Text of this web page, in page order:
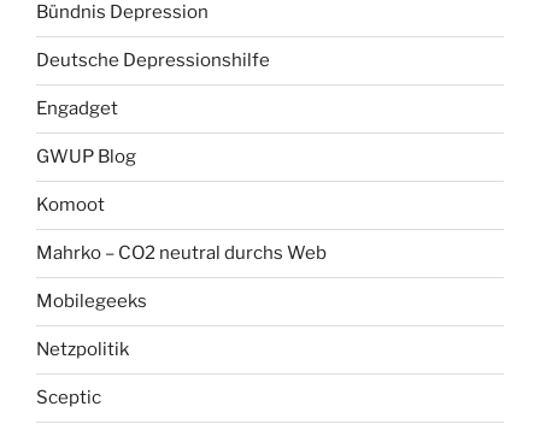
Bündnis Depression
Deutsche Depressionshilfe
Engadget
GWUP Blog
Komoot
Mahrko – CO2 neutral durchs Web
Mobilegeeks
Netzpolitik
Sceptic